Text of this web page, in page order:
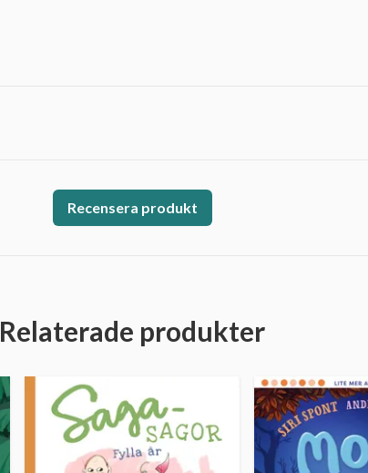
Recensera produkt
Relaterade produkter